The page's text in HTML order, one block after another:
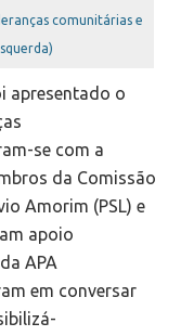
comunitárias e
apresentado o
se com a
da Comissão
Amorim (PSL) e
apoio
APA
em conversar